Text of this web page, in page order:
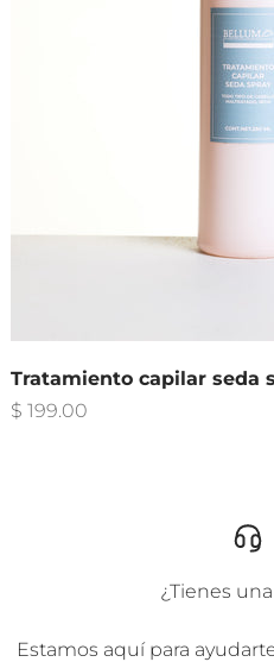
Tratamiento capilar seda
Precio de oferta
$ 199.00
¿Tienes
Estamos aquí para